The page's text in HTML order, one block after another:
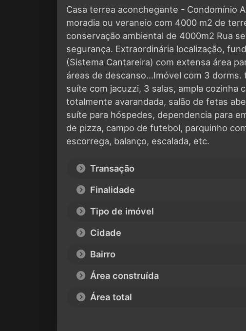
Casa terrea aconchegante - Condomínio
moradia ou veraneio com 4000 m2 de
conservação ambiental de 4000m2 Rua
segurança. Extraordinária localização,
(Sistema Cantareira) com extensa área
áreas de descanso...Imóvel com 3 dorms.
suíte com jacuzzi, 3 salas, ampla cozinha
totalmente avarandada, salão de fetas
suíte para hóspedes, dependencia para
de pizza, campo de futebol, parquinho
escorrega, balanço, escalada, etc.
Transação
Finalidade
Tipo de imóvel
Cidade
Bairro
Área construída
Área total